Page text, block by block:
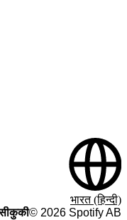
कुकी© 2026 Spotify AB
भारत (हिन्दी)